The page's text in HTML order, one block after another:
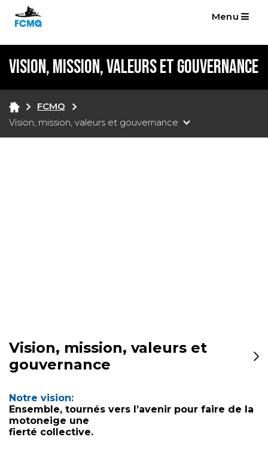
Menu
Vision, mission, valeurs et gouvernance
FCMQ
Vision, mission, valeurs et gouvernance
Vision, mission, valeurs et
gouvernance
Notre vision:
Ensemble, tournés vers l’avenir pour faire de la
motoneige une
fierté collective.